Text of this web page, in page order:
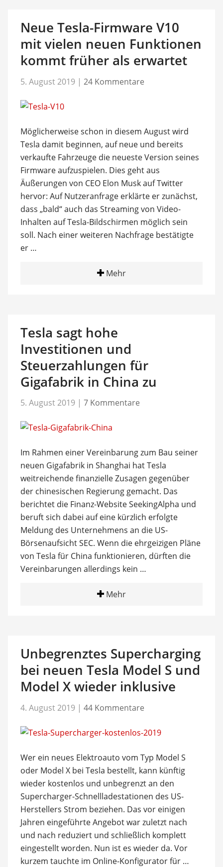
Neue Tesla-Firmware V10
mit vielen neuen Funktionen
kommt früher als erwartet
5. August 2019 | 24 Kommentare
Möglicherweise schon in diesem August wird
Tesla damit beginnen, auf neue und bereits
verkaufte Fahrzeuge die neueste Version seines
Firmware aufzuspielen. Dies geht aus
Äußerungen von CEO Elon Musk auf Twitter
hervor: Auf Nutzeranfrage erklärte er zunächst,
dass „bald“ auch das Streaming von Video-
Inhalten auf Tesla-Bildschirmen möglich sein
soll. Nach einer weiteren Nachfrage bestätigte
er …
Mehr
Tesla sagt hohe
Investitionen und
Steuerzahlungen für
Gigafabrik in China zu
5. August 2019 | 7 Kommentare
Im Rahmen einer Vereinbarung zum Bau seiner
neuen Gigafabrik in Shanghai hat Tesla
weitreichende finanzielle Zusagen gegenüber
der chinesischen Regierung gemacht. Das
berichtet die Finanz-Website SeekingAlpha und
beruft sich dabei auf eine kürzlich erfolgte
Meldung des Unternehmens an die US-
Börsenaufsicht SEC. Wenn die ehrgeizigen Pläne
von Tesla für China funktionieren, dürften die
Vereinbarungen allerdings kein …
Mehr
Unbegrenztes Supercharging
bei neuen Tesla Model S und
Model X wieder inklusive
4. August 2019 | 44 Kommentare
Wer ein neues Elektroauto vom Typ Model S
oder Model X bei Tesla bestellt, kann künftig
wieder kostenlos und unbegrenzt an den
Supercharger-Schnellladestationen des US-
Herstellers Strom beziehen. Das vor einigen
Jahren eingeführte Angebot war zuletzt nach
und nach reduziert und schließlich komplett
eingestellt worden. Nun ist es wieder da. Vor
kurzem tauchte im Online-Konfigurator für …